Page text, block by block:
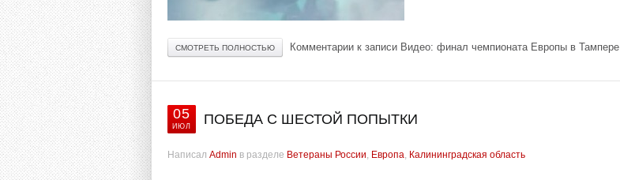
СМОТРЕТЬ ПОЛНОСТЬЮ Комментарии к записи Видео: финал чемпионата Европы в Тампере
05
ИЮЛ ПОБЕДА С ШЕСТОЙ ПОПЫТКИ
Написал Admin в разделе Ветераны России, Европа, Калининградская область